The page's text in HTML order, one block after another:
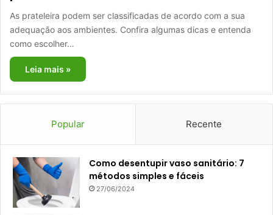
As prateleira podem ser classificadas de acordo com a sua
adequação aos ambientes. Confira algumas dicas e entenda
como escolher…
Leia mais »
Popular Recente
Como desentupir vaso sanitário: 7
métodos simples e fáceis
27/06/2024